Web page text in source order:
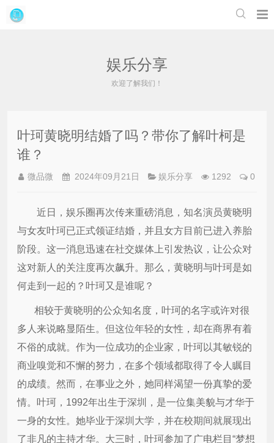

娱乐分享
欢迎了解我们！
叶珂黄晓明结婚了吗？带你了解叶柯是
谁？
微品微 2024年09月21日 娱乐分享 1292 0
近日，娱乐圈再次传来重磅消息，知名演员黄晓明
与女友叶珂已正式领证结婚，并且女方目前已进入养胎
阶段。这一消息迅速在社交媒体上引发热议，让公众对
这对新人的关注度再次飙升。那么，黄晓明与叶珂是如
何走到一起的？叶珂又是谁呢？
相较于黄晓明的公众知名度，叶珂的名字或许对很
多人来说略显陌生。但这位年轻的女性，却在商界有着
不俗的成就。作为一位成功的企业家，叶珂以其敏锐的
商业嗅觉和不懈的努力，在多个领域都取得了令人瞩目
的成绩。然而，在事业之外，她同样渴望一份真挚的爱
情。叶珂，1992年出生于深圳，是一位集美貌与才华于
一身的女性。她毕业于深圳大学，并在校期间就展现出
了非凡的主持才华。大三时，叶珂参加了广电栏目“梦想